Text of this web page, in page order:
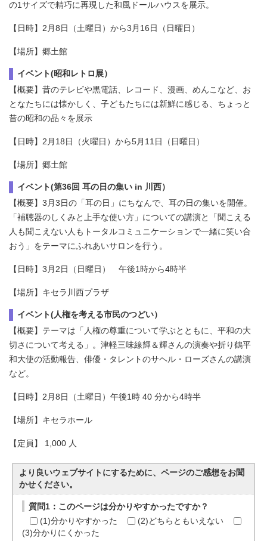
の1サイズで精巧に再現した和風ドールハウスを展示。
【日時】2月8日（土曜日）から3月16日（日曜日）
【場所】郷土館
イベント(昭和レトロ展）
【概要】昔のテレビや黒電話、レコード、漫画、めんこなど、お
となたちには懐かしく、子どもたちには新鮮に感じる、ちょっと
昔の昭和の品々を展示
【日時】2月18日（火曜日）から5月11日（日曜日）
【場所】郷土館
イベント(第36回 耳の日の集い in 川西）
【概要】3月3日の「耳の日」にちなんで、耳の日の集いを開催。
「補聴器のしくみと上手な使い方」についての講演と「聞こえる
人も聞こえない人もトータルコミュニケーションで一緒に笑い合
おう」をテーマにふれあいサロンを行う。
【日時】3月2日（日曜日） 午後1時から4時半
【場所】キセラ川西プラザ
イベント(人権を考える市民のつどい）
【概要】テーマは「人権の尊重について学ぶとともに、平和の大
切さについて考える」。津軽三味線輝＆輝さんの演奏や折り鶴平
和大使の活動報告、俳優・タレントのサヘル・ローズさんの講演
など。
【日時】2月8日（土曜日）午後1時 40 分から4時半
【場所】キセラホール
【定員】 1,000 人
より良いウェブサイトにするために、ページのご感想をお聞
かせください。
質問1：このページは分かりやすかったですか？
(1)分かりやすかった
(2)どちらともいえない
(3)分かりにくかった